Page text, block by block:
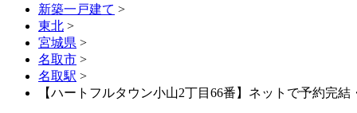
新築一戸建て >
東北 >
宮城県 >
名取市 >
名取駅 >
【ハートフルタウン小山2丁目66番】ネットで予約完結